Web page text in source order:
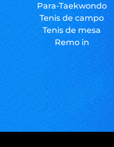
Para-Taekwondo
Tenis de campo
Tenis de mesa
Remo in